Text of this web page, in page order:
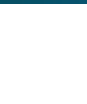
全球服務